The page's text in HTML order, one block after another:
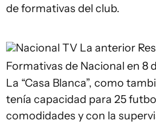
de formativas del club.
Nacional TV La anterior
Formativas de Nacional en 8
La “Casa Blanca”, como
tenía capacidad para 25
comodidades y con la